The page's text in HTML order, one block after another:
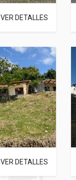
VER DETALLES
VER DETALLES